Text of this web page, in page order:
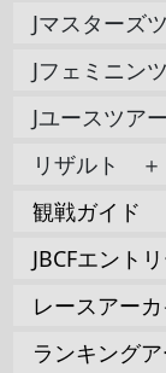
Jマスターズ
Jフェミニン
Jユースツア
リザルト ＋
観戦ガイド
JBCFエント
レースアー
ランキング